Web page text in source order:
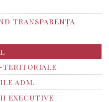
TRANSPARENŢA
ADM.
EXECUTIVE